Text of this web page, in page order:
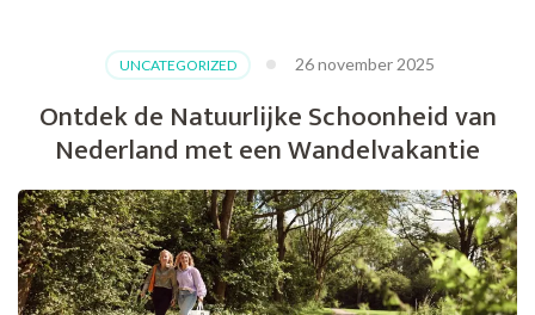
Ontdek
Betoverende
UNCATEGORIZED 26 november 2025
Ontdek de Natuurlijke Schoonheid van
Nederland met een Wandelvakantie